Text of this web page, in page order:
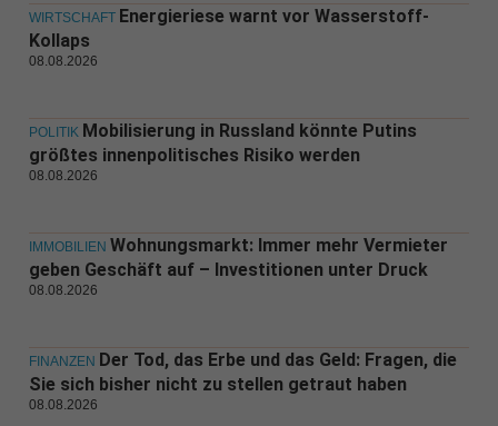
WIRTSCHAFT Energieriese warnt vor Wasserstoff-
Kollaps
08.08.2026
POLITIK Mobilisierung in Russland könnte Putins
größtes innenpolitisches Risiko werden
08.08.2026
IMMOBILIEN Wohnungsmarkt: Immer mehr Vermieter
geben Geschäft auf – Investitionen unter Druck
08.08.2026
FINANZEN Der Tod, das Erbe und das Geld: Fragen, die
Sie sich bisher nicht zu stellen getraut haben
08.08.2026